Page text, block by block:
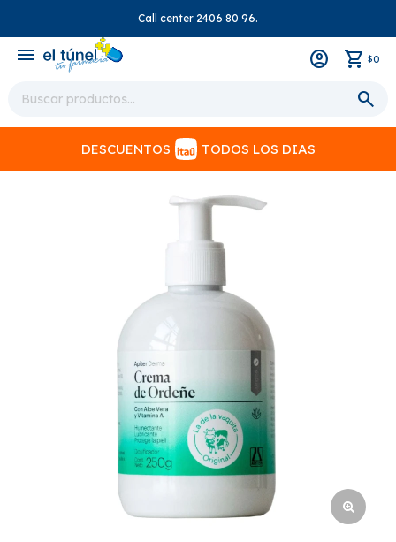
Call center 2406 80 96.
menu $0
DESCUENTOS TODOS LOS DIAS
close